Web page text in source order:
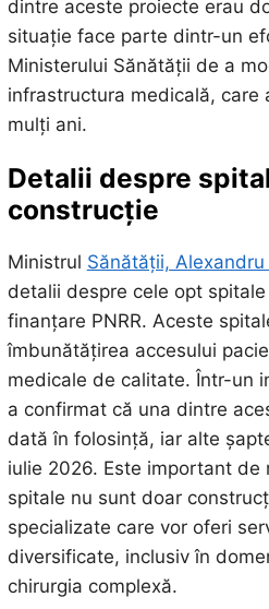
dintre aceste proiecte erau
situație face parte dintr-un
Ministerului Sănătății de a
infrastructura medicală, care
mulți ani.
Detalii despre
construcție
Ministrul Sănătății,
detalii despre cele opt
finanțare PNRR. Aceste
îmbunătățirea accesului
medicale de calitate. Într-un
a confirmat că una dintre
dată în folosință, iar alte
iulie 2026. Este important de
spitale nu sunt doar
specializate care vor oferi
diversificate, inclusiv în
chirurgia complexă.